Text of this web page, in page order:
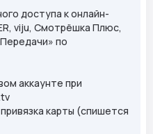
доступа к онлайн-
viju, Смотрёшка Плюс,
по
аккаунте при
карты (спишется